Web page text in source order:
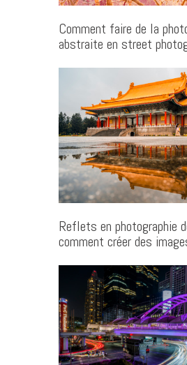
Comment faire de la
abstraite en street
Reflets en photographie
comment créer des